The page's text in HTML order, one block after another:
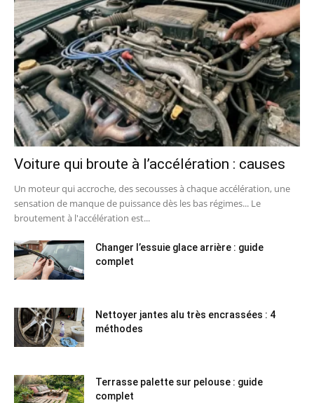
Voiture qui broute à l’accélération : causes
Un moteur qui accroche, des secousses à chaque accélération, une
sensation de manque de puissance dès les bas régimes... Le
broutement à l'accélération est...
Changer l’essuie glace arrière : guide
complet
Nettoyer jantes alu très encrassées : 4
méthodes
Terrasse palette sur pelouse : guide
complet